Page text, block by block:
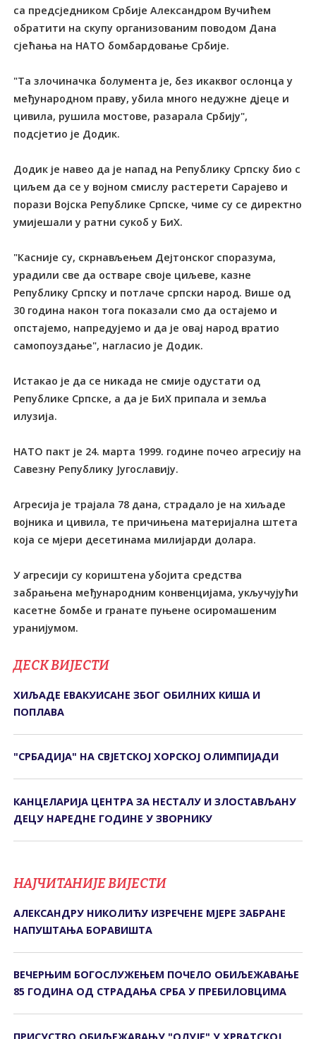
са предсједником Србије Александром Вучићем
обратити на скупу организованим поводом Дана
сјећања на НАТО бомбардовање Србије.
"Та злочиначка болумента је, без икаквог ослонца у
међународном праву, убила много недужне дјеце и
цивила, рушила мостове, разарала Србију",
подсјетио је Додик.
Додик је навео да је напад на Републику Српску био с
циљем да се у војном смислу растерети Сарајево и
порази Војска Републике Српске, чиме су се директно
умијешали у ратни сукоб у БиХ.
"Касније су, скрнављењем Дејтонског споразума,
урадили све да остваре своје циљеве, казне
Републику Српску и потлаче српски народ. Више од
30 година након тога показали смо да остајемо и
опстајемо, напредујемо и да је овај народ вратио
самопоуздање", нагласио је Додик.
Истакао је да се никада не смије одустати од
Републике Српске, а да је БиХ припала и земља
илузија.
НАТО пакт је 24. марта 1999. године почео агресију на
Савезну Републику Југославију.
Агресија је трајала 78 дана, страдало је на хиљаде
војника и цивила, те причињена материјална штета
која се мјери десетинама милијарди долара.
У агресији су кориштена убојита средства
забрањена међународним конвенцијама, укључујући
касетне бомбе и гранате пуњене осиромашеним
уранијумом.
ДЕСК ВИЈЕСТИ
ХИЉАДЕ ЕВАКУИСАНЕ ЗБОГ ОБИЛНИХ КИША И
ПОПЛАВА
"СРБАДИЈА" НА СВЈЕТСКОЈ ХОРСКОЈ ОЛИМПИЈАДИ
КАНЦЕЛАРИЈА ЦЕНТРА ЗА НЕСТАЛУ И ЗЛОСТАВЉАНУ
ДЕЦУ НАРЕДНЕ ГОДИНЕ У ЗВОРНИКУ
НАЈЧИТАНИЈЕ ВИЈЕСТИ
АЛЕКСАНДРУ НИКОЛИЋУ ИЗРЕЧЕНЕ МЈЕРЕ ЗАБРАНЕ
НАПУШТАЊА БОРАВИШТА
ВЕЧЕРЊИМ БОГОСЛУЖЕЊЕМ ПОЧЕЛО ОБИЉЕЖАВАЊЕ
85 ГОДИНА ОД СTРАДАЊА СРБА У ПРЕБИЛОВЦИМА
ПРИСУСТВО ОБИЉЕЖАВАЊУ "ОЛУЈЕ" У ХРВАТСКОЈ